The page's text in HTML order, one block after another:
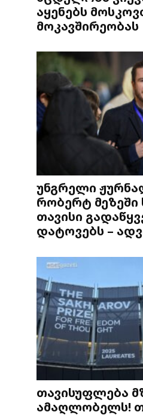
აყენებს
მოკავშირეობას
უნგრელი
რობერტ
თავისი
დატოვებს –
თავისუფლება
ამაღლობელს!